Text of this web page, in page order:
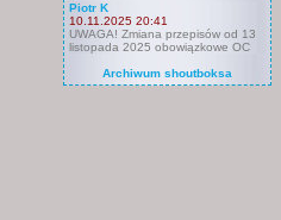
Piotr K
10.11.2025 20:41
UWAGA! Zmiana przepisów od 13
listopada 2025 obowiązkowe OC
Archiwum shoutboksa